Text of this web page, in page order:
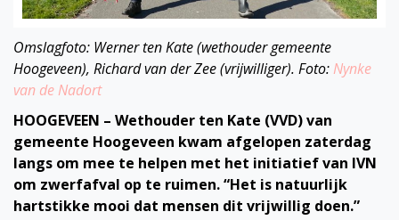
Omslagfoto: Werner ten Kate (wethouder gemeente
Hoogeveen), Richard van der Zee (vrijwilliger). Foto: Nynke
van de Nadort
HOOGEVEEN – Wethouder ten Kate (VVD) van
gemeente Hoogeveen kwam afgelopen zaterdag
langs om mee te helpen met het initiatief van IVN
om zwerfafval op te ruimen. “Het is natuurlijk
hartstikke mooi dat mensen dit vrijwillig doen.”